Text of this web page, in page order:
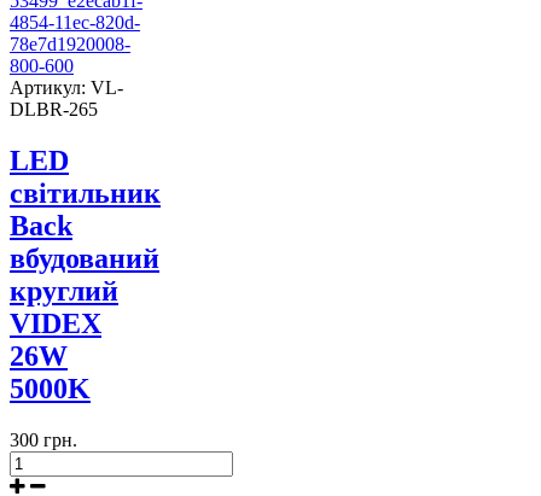
Артикул: VL-
DLBR-265
LED
світильник
Back
вбудований
круглий
VIDEX
26W
5000K
300 грн.